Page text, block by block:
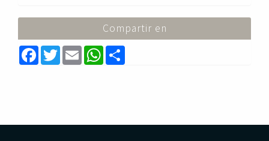
Compartir en
F
a
c
T
w
E
m
a
W
h
a